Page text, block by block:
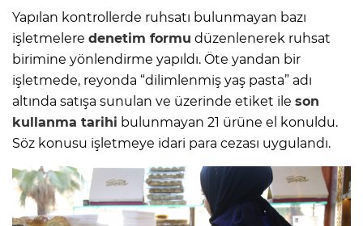
Yapılan kontrollerde ruhsatı bulunmayan bazı
işletmelere denetim formu düzenlenerek ruhsat
birimine yönlendirme yapıldı. Öte yandan bir
işletmede, reyonda “dilimlenmiş yaş pasta” adı
altında satışa sunulan ve üzerinde etiket ile son
kullanma tarihi bulunmayan 21 ürüne el konuldu.
Söz konusu işletmeye idari para cezası uygulandı.